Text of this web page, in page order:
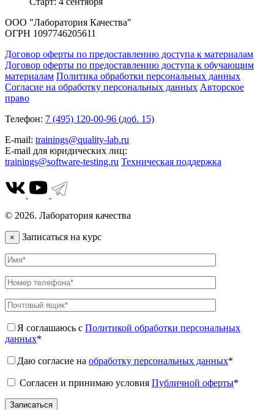
ООО "Лаборатория Качества"
ОГРН 1097746205611
Договор оферты по предоставлению доступа к материалам
Договор оферты по предоставлению доступа к обучающим
материалам Политика обработки персональных данных
Согласие на обработку персональных данных Авторское
право
Телефон: 7 (495) 120-00-96 (доб. 15)
E-mail: trainings@quality-lab.ru
E-mail для юридических лиц:
trainings@software-testing.ru Техническая поддержка
© 2026. Лаборатория качества
× Записаться на курс
Я соглашаюсь с Политикой обработки персональных
данных*
Даю согласие на обработку персональных данных*
Согласен и принимаю условия Публичной оферты*